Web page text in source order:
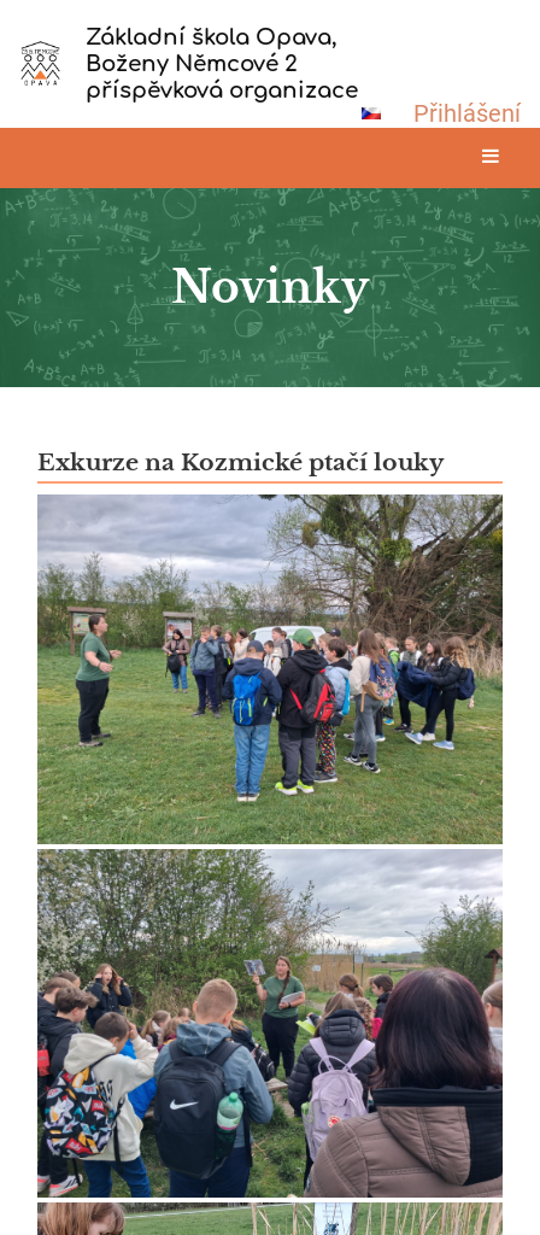
Základní škola Opava,
Boženy Němcové 2
příspěvková organizace
Přihlášení
Novinky
Exkurze na Kozmické ptačí louky